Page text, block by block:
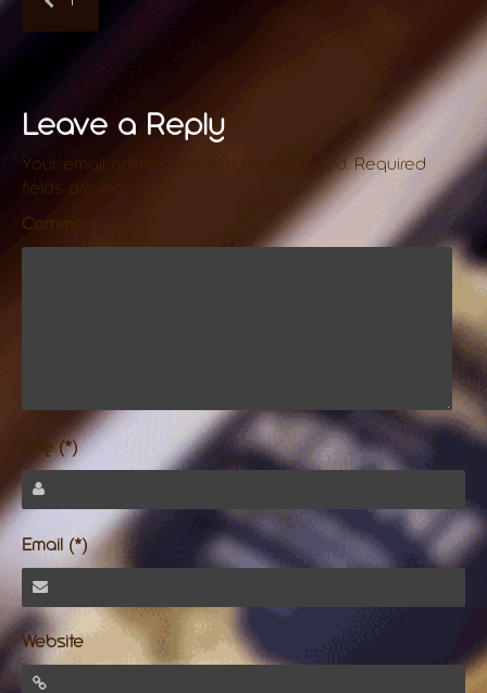
Leave a Reply
Your email address will not be published.Required
fields are marked
Comment
Imię (*)
Email (*)
Website